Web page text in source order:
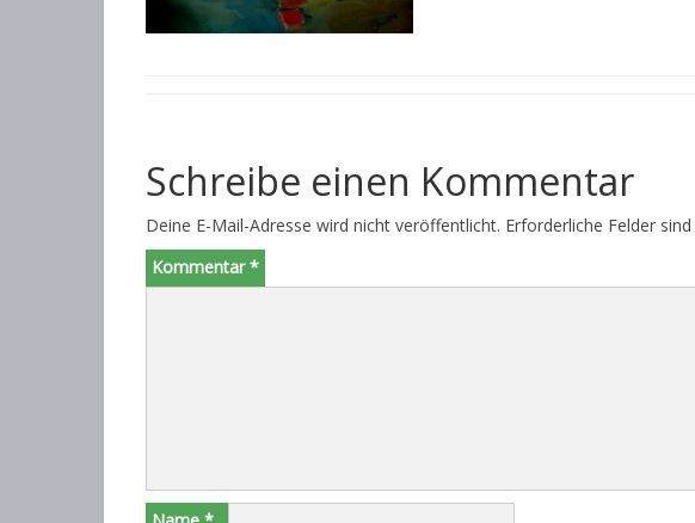
Schreibe einen Kommentar
Deine E-Mail-Adresse wird nicht veröffentlicht. Erforderliche Felder
Kommentar*